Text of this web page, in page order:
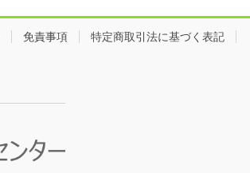
免責事項 特定商取引法に基づく表記